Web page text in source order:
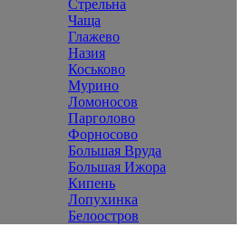
Стрельна
Чаща
Глажево
Назия
Коськово
Мурино
Ломоносов
Парголово
Форносово
Большая Вруда
Большая Ижора
Кипень
Лопухинка
Белоостров